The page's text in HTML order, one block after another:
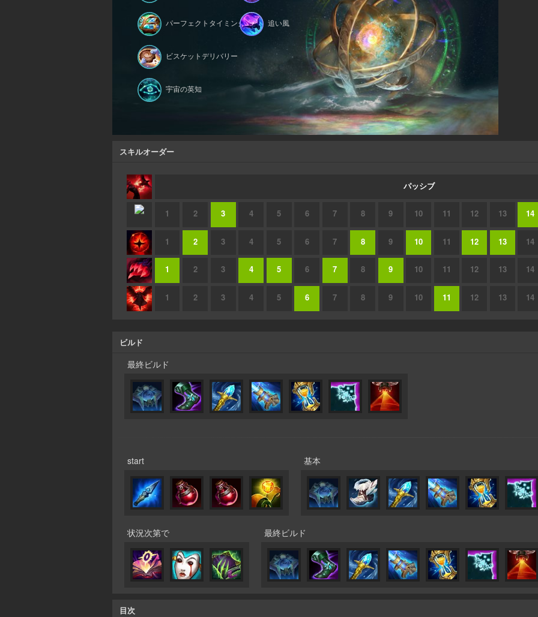
パーフェクトタイミング
ビスケットデリバリー
宇宙の英知
追い風
スキルオーダー
パッシブ
1 2 3 4 5 6 7 8 9 10 11 12 13 14
1 2 3 4 5 6 7 8 9 10 11 12 13 14
1 2 3 4 5 6 7 8 9 10 11 12 13 14
1 2 3 4 5 6 7 8 9 10 11 12 13 14
ビルド
最終ビルド
start 基本
状況次第で 最終ビルド
目次